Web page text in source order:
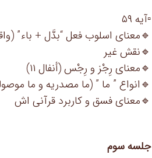
▫️آيه ۵۹
🔹معناى اسلوب فعل “بدَّل + باء” (واقعه ٦١ ، سباء ١٦ ،
🔹نقش غیر
🔹معنای رِجْز و رِجْس (أنفال ١١)
🔹انواع ” ما ” (ما مصدريه و ما
🔹معنای فسق و کاربرد قرآنی اش
جلسه سوم